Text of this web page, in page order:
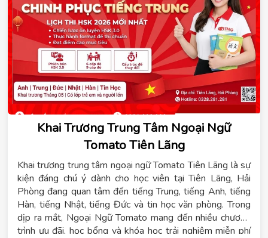
Khai Trương Trung Tâm Ngoại Ngữ
Tomato Tiên Lãng
Khai trương trung tâm ngoại ngữ Tomato Tiên Lãng là sự
kiện đáng chú ý dành cho học viên tại Tiên Lãng, Hải
Phòng đang quan tâm đến tiếng Trung, tiếng Anh, tiếng
Hàn, tiếng Nhật, tiếng Đức và tin học văn phòng. Trong
dịp ra mắt, Ngoại Ngữ Tomato mang đến nhiều chương
trình ưu đãi, học bổng và khóa học trải nghiệm miễn phí